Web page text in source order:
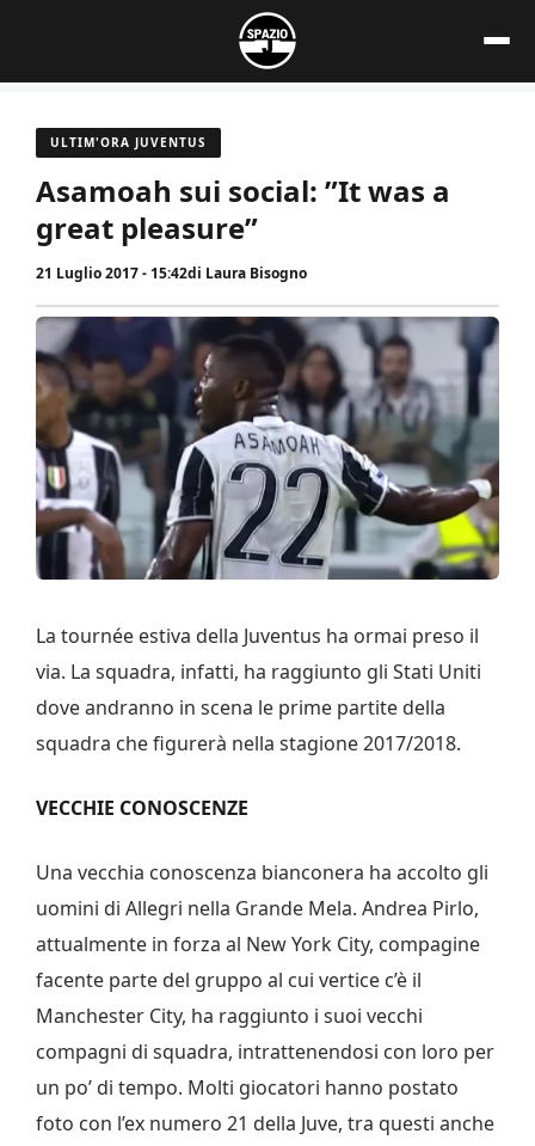
contenuto
ULTIM'ORA JUVENTUS
Asamoah sui social: ”It was a
great pleasure”
21 Luglio 2017 - 15:42di Laura Bisogno
La tournée estiva della Juventus ha ormai preso il
via. La squadra, infatti, ha raggiunto gli Stati Uniti
dove andranno in scena le prime partite della
squadra che figurerà nella stagione 2017/2018.
VECCHIE CONOSCENZE
Una vecchia conoscenza bianconera ha accolto gli
uomini di Allegri nella Grande Mela. Andrea Pirlo,
attualmente in forza al New York City, compagine
facente parte del gruppo al cui vertice c’è il
Manchester City, ha raggiunto i suoi vecchi
compagni di squadra, intrattenendosi con loro per
un po’ di tempo. Molti giocatori hanno postato
foto con l’ex numero 21 della Juve, tra questi anche